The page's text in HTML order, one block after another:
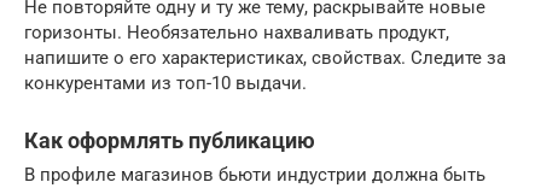
Не повторяйте одну и ту же тему, раскрывайте новые
горизонты. Необязательно нахваливать продукт,
напишите о его характеристиках, свойствах. Следите за
конкурентами из топ-10 выдачи.
Как оформлять публикацию
В профиле магазинов бьюти индустрии должна быть